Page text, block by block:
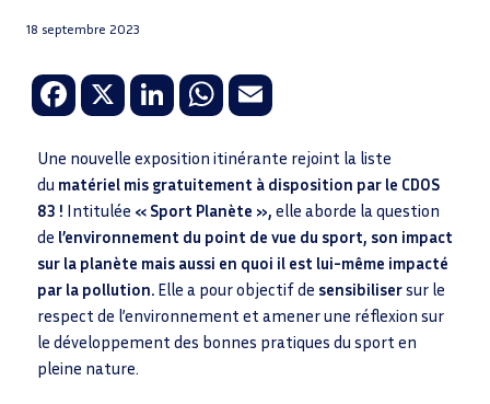
18 septembre 2023
Fa
ce
b
o
o
k
X
Li
n
k
e
dI
n
W
h
at
sA
p
p
E
ail
Une nouvelle exposition itinérante rejoint la liste
du matériel mis gratuitement à disposition par le CDOS
83 ! Intitulée « Sport Planète », elle aborde la question
de l’environnement du point de vue du sport, son impact
sur la planète mais aussi en quoi il est lui-même impacté
par la pollution. Elle a pour objectif de sensibilisersur le
respect de l’environnement et amener une réflexion sur
le développement des bonnes pratiques du sport en
pleine nature.